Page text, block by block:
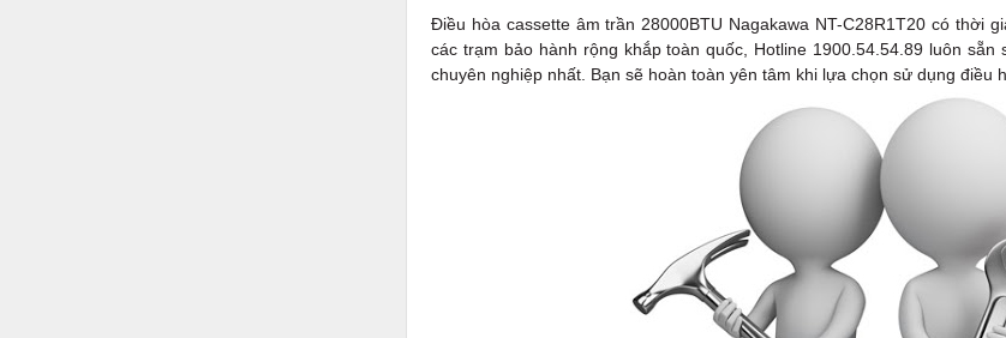
Điều hòa cassette âm trần 28000BTU Nagakawa NT-C28R1T20 có thời
các trạm bảo hành rộng khắp toàn quốc, Hotline 1900.54.54.89 luôn
chuyên nghiệp nhất. Bạn sẽ hoàn toàn yên tâm khi lựa chọn sử dụng điều